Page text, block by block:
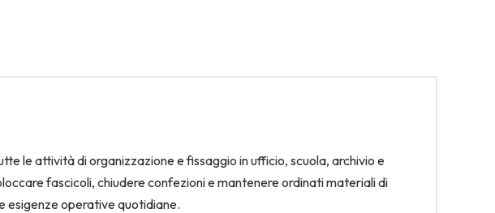
le attività di organizzazione e fissaggio in ufficio, scuola, archivio e
fascicoli, chiudere confezioni e mantenere ordinati materiali di
esigenze operative quotidiane.